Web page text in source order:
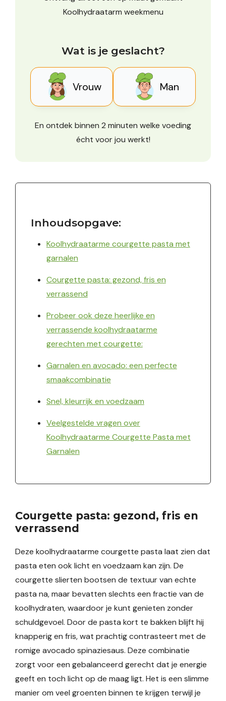
Koolhydraatarm weekmenu
Wat is je geslacht?
Vrouw Man
En ontdek binnen 2 minuten welke voeding
écht voor jou werkt!
Inhoudsopgave:
Koolhydraatarme courgette pasta met
garnalen
Courgette pasta: gezond, fris en
verrassend
Probeer ook deze heerlijke en
verrassende koolhydraatarme
gerechten met courgette:
Garnalen en avocado: een perfecte
smaakcombinatie
Snel, kleurrijk en voedzaam
Veelgestelde vragen over
Koolhydraatarme Courgette Pasta met
Garnalen
Courgette pasta: gezond, fris en
verrassend
Deze koolhydraatarme courgette pasta laat zien dat
pasta eten ook licht en voedzaam kan zijn. De
courgette slierten bootsen de textuur van echte
pasta na, maar bevatten slechts een fractie van de
koolhydraten, waardoor je kunt genieten zonder
schuldgevoel. Door de pasta kort te bakken blijft hij
knapperig en fris, wat prachtig contrasteert met de
romige avocado spinaziesaus. Deze combinatie
zorgt voor een gebalanceerd gerecht dat je energie
geeft en toch licht op de maag ligt. Het is een slimme
manier om veel groenten binnen te krijgen terwijl je